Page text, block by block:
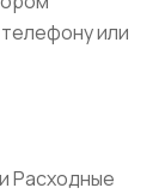
или
Расходные